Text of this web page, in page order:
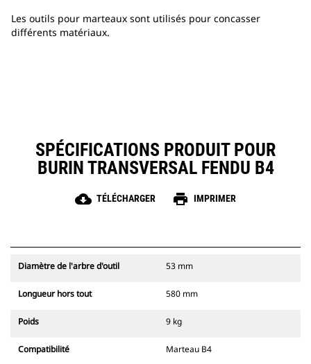
Les outils pour marteaux sont utilisés pour concasser
différents matériaux.
SPÉCIFICATIONS PRODUIT POUR
BURIN TRANSVERSAL FENDU B4
cloud_download TÉLÉCHARGER print IMPRIMER
Diamètre de l'arbre d'outil 53 mm
Longueur hors tout 580 mm
Poids 9 kg
Compatibilité Marteau B4